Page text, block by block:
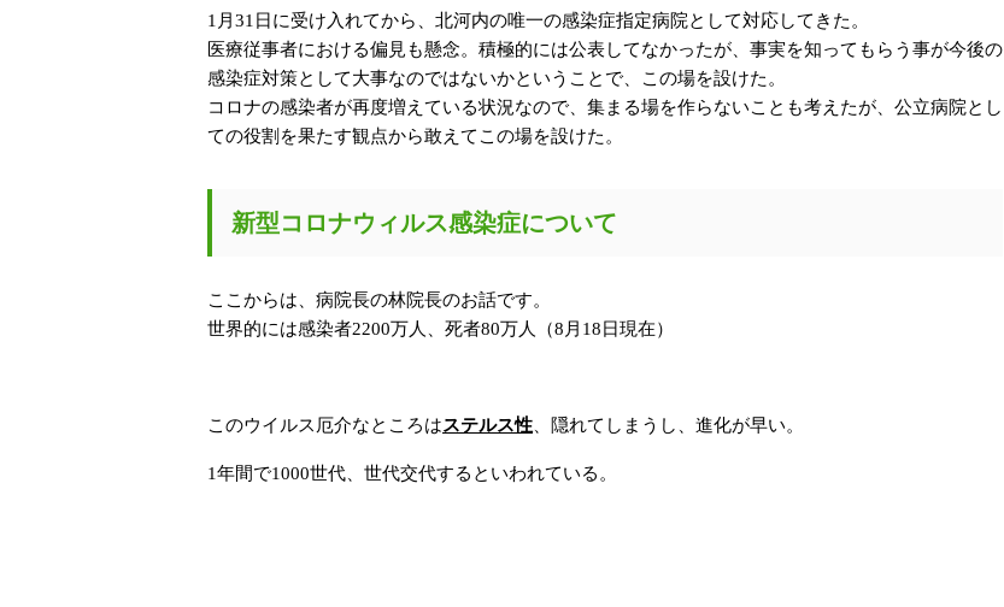
1月31日に受け入れてから、北河内の唯一の感染症指定病院として対応してきた。
医療従事者における偏見も懸念。積極的には公表してなかったが、事実を知ってもらう事が今後の
感染症対策として大事なのではないかということで、この場を設けた。
コロナの感染者が再度増えている状況なので、集まる場を作らないことも考えたが、 公立病院とし
ての役割を果たす観点から敢えてこの場を設けた。
新型コロナウィルス感染症について
ここからは、病院長の林院長のお話です。
世界的には感染者2200万人、死者80万人（8月18日現在）
このウイルス厄介なところはステルス性 、隠れてしまうし、進化が早い。
1年間で1000世代、世代交代するといわれている。